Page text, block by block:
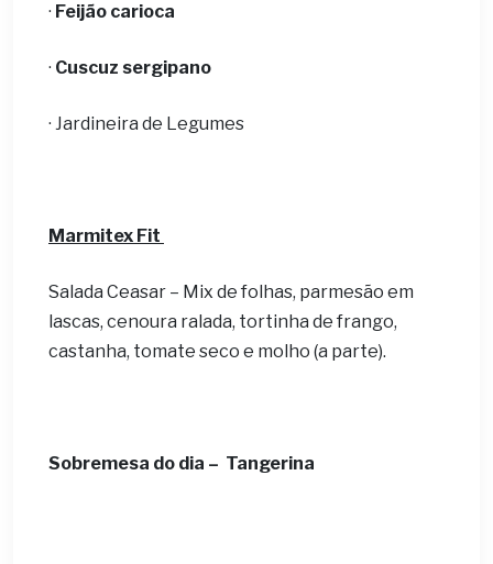
· Feijão carioca
· Cuscuz sergipano
· Jardineira de Legumes
Marmitex Fit
Salada Ceasar – Mix de folhas, parmesão em
lascas, cenoura ralada, tortinha de frango,
castanha, tomate seco e molho (a parte).
Sobremesa do dia – Tangerina